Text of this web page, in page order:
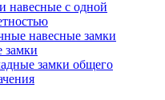
навесные с одной
навесные замки
замки
замки общего